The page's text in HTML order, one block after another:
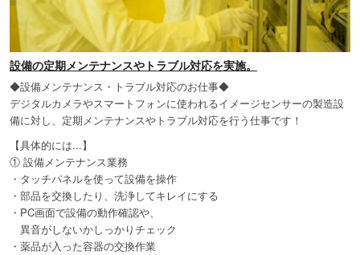
設備の定期メンテナンスやトラブル対応を実施。
◆設備メンテナンス・トラブル対応のお仕事◆
デジタルカメラやスマートフォンに使われるイメージセンサーの製造設
備に対し、定期メンテナンスやトラブル対応を行う仕事です！
【具体的には...】
① 設備メンテナンス業務
・タッチパネルを使って設備を操作
・部品を交換したり、洗浄してキレイにする
・PC画面で設備の動作確認や、
異音がしないかしっかりチェック
・薬品が入った容器の交換作業